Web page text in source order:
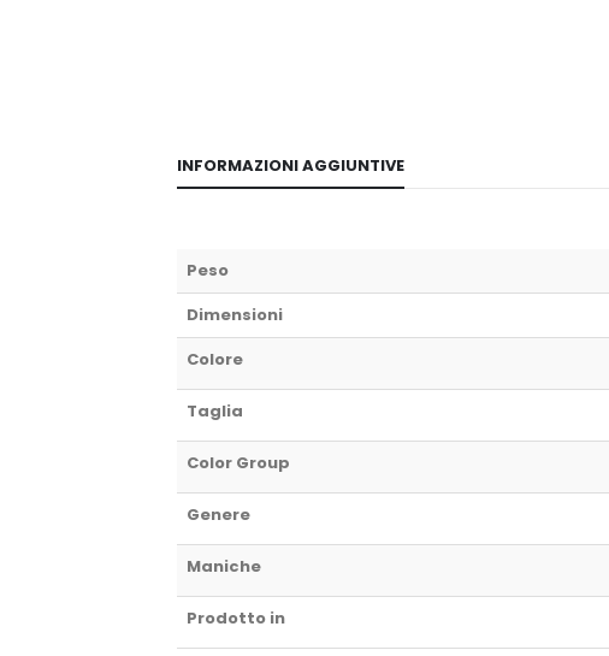
INFORMAZIONI AGGIUNTIVE
Peso
Dimensioni
Colore
Taglia
Color Group
Genere
Maniche
Prodotto in